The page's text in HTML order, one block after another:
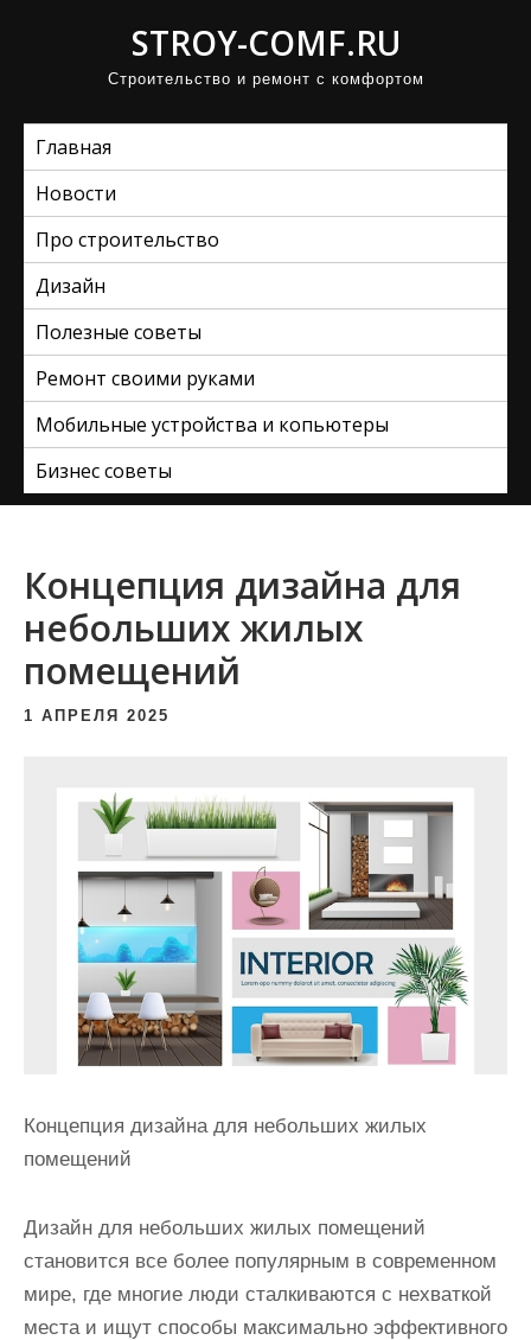
STROY-COMF.RU
Строительство и ремонт с комфортом
Главная
Новости
Про строительство
Дизайн
Полезные советы
Ремонт своими руками
Мобильные устройства и копьютеры
Бизнес советы
Концепция дизайна для
небольших жилых
помещений
1 АПРЕЛЯ 2025
Концепция дизайна для небольших жилых
помещений
Дизайн для небольших жилых помещений
становится все более популярным в современном
мире, где многие люди сталкиваются с нехваткой
места и ищут способы максимально эффективного